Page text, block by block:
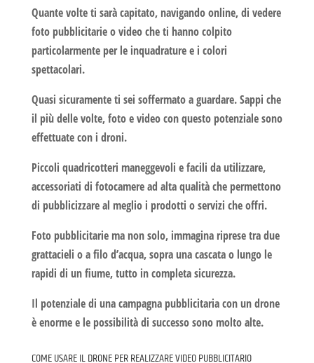
Quante volte ti sarà capitato, navigando online, di vedere
foto pubblicitarie o video che ti hanno colpito
particolarmente per le inquadrature e i colori
spettacolari.
Quasi sicuramente ti sei soffermato a guardare. Sappi che
il più delle volte, foto e video con questo potenziale sono
effettuate con i droni.
Piccoli quadricotteri maneggevoli e facili da utilizzare,
accessoriati di fotocamere ad alta qualità che permettono
di pubblicizzare al meglio i prodotti o servizi che offri.
Foto pubblicitariema non solo, immagina riprese tra due
grattacieli o a filo d’acqua, sopra una cascata o lungo le
rapidi di un fiume, tutto in completa sicurezza.
Il potenziale di una campagna pubblicitaria con un drone
è enorme e le possibilità di successo sono molto alte.
COME USARE IL DRONE PER REALIZZARE VIDEO PUBBLICITARIO